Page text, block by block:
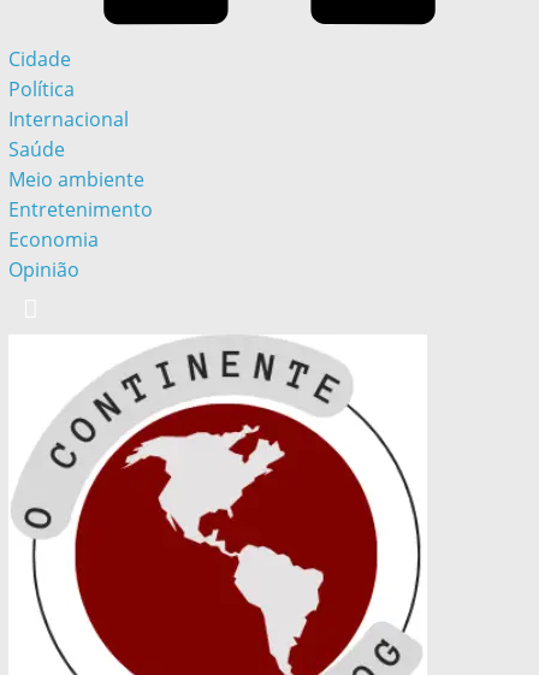
Cidade
Política
Internacional
Saúde
Meio ambiente
Entretenimento
Economia
Opinião